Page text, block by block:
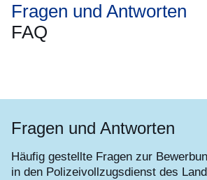
Fragen und Antworten
FAQ
Fragen und Antworten
Häufig gestellte Fragen zur
in den Polizeivollzugsdienst des